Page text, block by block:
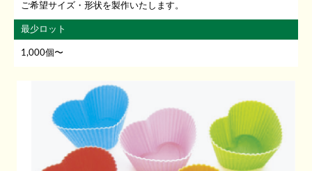
ご希望サイズ・形状を製作いたします。
最少ロット
1,000個〜